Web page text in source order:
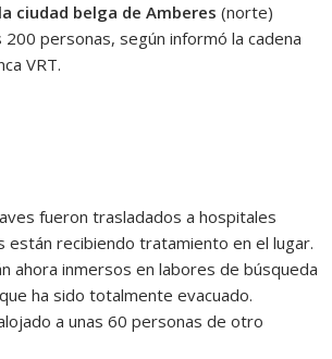
ciudad belga de Amberes (norte)
personas, según informó la cadena
VRT.
fueron trasladados a hospitales
están recibiendo tratamiento en el lugar.
ahora inmersos en labores de búsqueda
ha sido totalmente evacuado.
a unas 60 personas de otro